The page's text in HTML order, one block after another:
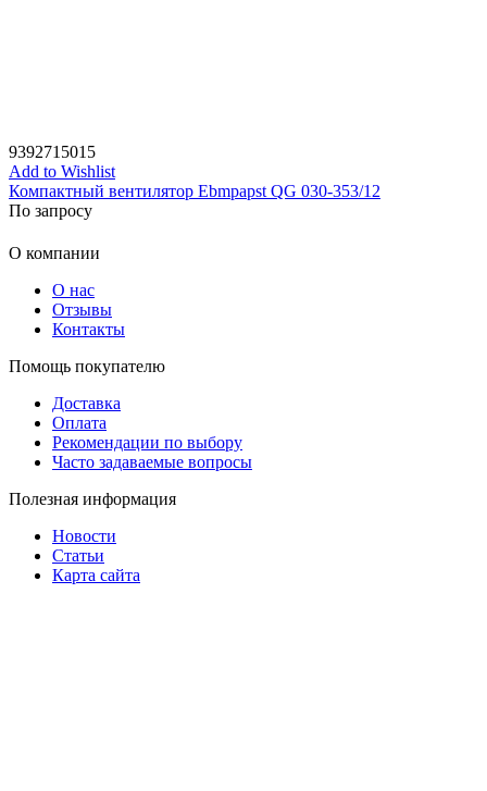
9392715015
Add to Wishlist
Компактный вентилятор Ebmpapst QG 030-353/12
По запросу
О компании
О нас
Отзывы
Контакты
Помощь покупателю
Доставка
Оплата
Рекомендации по выбору
Часто задаваемые вопросы
Полезная информация
Новости
Статьи
Карта сайта